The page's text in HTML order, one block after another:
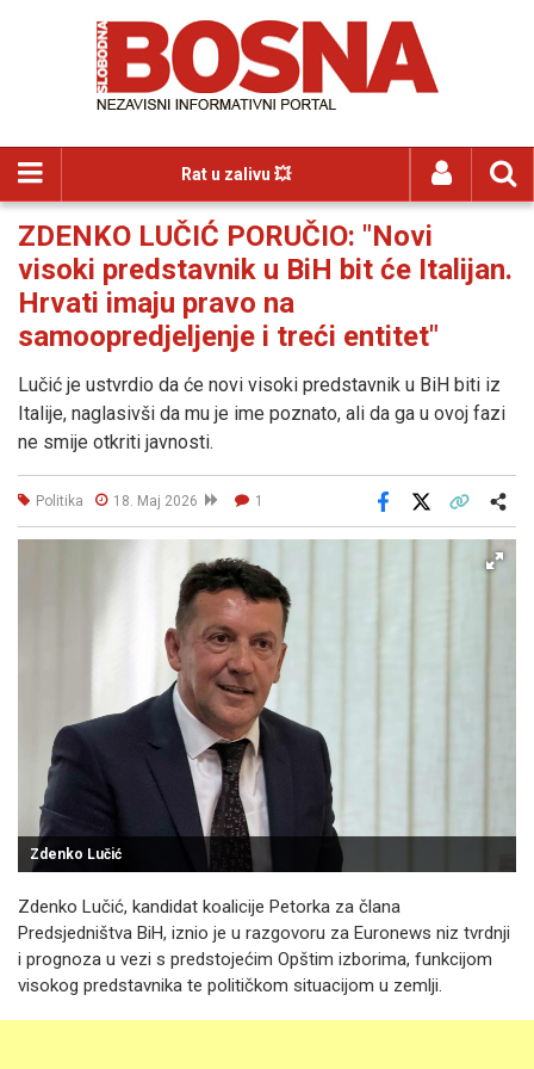
Rat u zalivu 💥
ZDENKO LUČIĆ PORUČIO: "Novi
visoki predstavnik u BiH bit će Italijan.
Hrvati imaju pravo na
samoopredjeljenje i treći entitet"
Lučić je ustvrdio da će novi visoki predstavnik u BiH biti iz
Italije, naglasivši da mu je ime poznato, ali da ga u ovoj fazi
ne smije otkriti javnosti.
Politika 18. Maj 2026 1
Facebook
Zdenko Lučić
Zdenko Lučić, kandidat koalicije Petorka za člana
Predsjedništva BiH, iznio je u razgovoru za Euronews niz tvrdnji
i prognoza u vezi s predstojećim Opštim izborima, funkcijom
visokog predstavnika te političkom situacijom u zemlji.